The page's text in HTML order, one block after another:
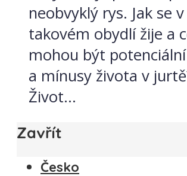
neobvyklý rys. Jak se v
takovém obydlí žije a
mohou být
a mínusy života v
Život...
Zavřít
Česko